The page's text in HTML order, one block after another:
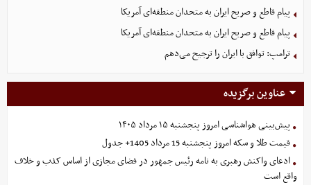
پیام قاطع و صریح ایران به متحدان منطقه‌ای آمریکا
پیام قاطع و صریح ایران به متحدان منطقه‌ای آمریکا
ترامپ: توافق با ایران را ترجیح می‌دهم
عناوین برگزیده
پیش‌بینی هواشناسی امروز پنجشنبه ۱۵ مرداد ۱۴۰۵
قیمت طلا و سکه امروز پنجشنبه 15 مرداد 1405+ جدول
ادعای واکنش رهبری به نامه رئیس جمهور در فضای مجازی از اساس کذب و خلاف
واقع است